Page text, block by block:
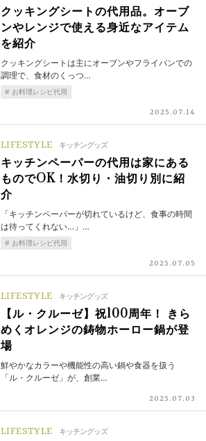
クッキングシートの代用品。オーブ
ンやレンジで使える身近なアイテム
を紹介
クッキングシートは主にオーブンやフライパンでの
調理で、食材のくっつ…
お料理レシピ代用
2025.07.14
LIFESTYLE キッチングッズ
キッチンペーパーの代用は家にある
ものでOK！水切り・油切り別に紹
介
「キッチンペーパーが切れているけど、食事の時間
は待ってくれない…」…
お料理レシピ代用
2025.07.05
LIFESTYLE キッチングッズ
【ル・クルーゼ】祝100周年！ きら
めくオレンジの鋳物ホーロー鍋が登
場
鮮やかなカラーや機能性の高い鍋や食器を扱う
「ル・クルーゼ」が、創業…
2025.07.03
LIFESTYLE キッチングッズ